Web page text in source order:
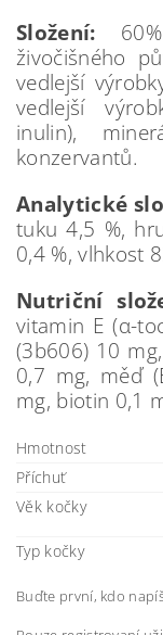
Složení:
živočišného
vedlejší
vedlejší
inulin),
konzervantů.
Analytické
tuku 4,5 %,
0,4 %, vlhkost
Nutriční
vitamin E (α-
(3b606) 10
0,7 mg, měď
mg, biotin 0,1
Hmotnost
Příchuť
Věk kočky
Typ kočky
Buďte první, kdo